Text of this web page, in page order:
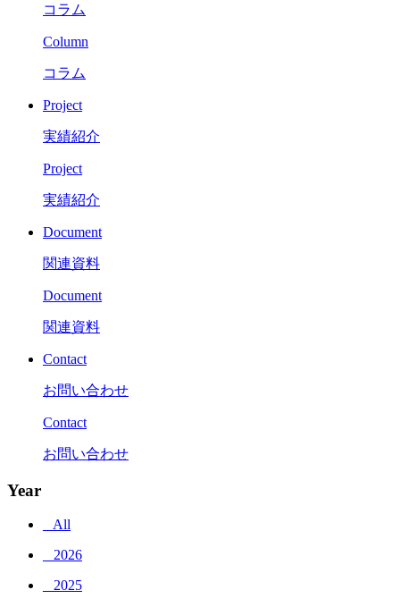
コラム
Column
コラム
Project
実績紹介
Project
実績紹介
Document
関連資料
Document
関連資料
Contact
お問い合わせ
Contact
お問い合わせ
Year
_ All
_ 2026
_ 2025